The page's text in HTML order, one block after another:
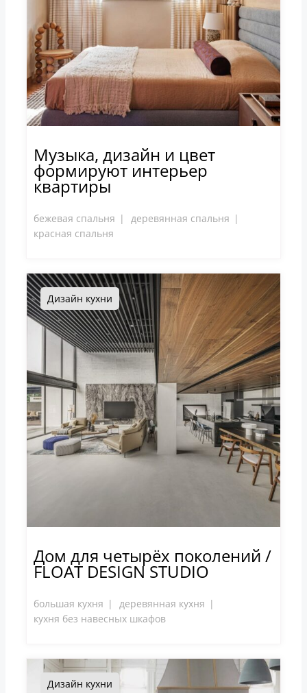
Музыка, дизайн и цвет
формируют интерьер
квартиры
бежевая спальня
деревянная спальня
красная спальня
Дизайн кухни
Дом для четырёх поколений /
FLOAT DESIGN STUDIO
большая кухня
деревянная кухня
кухня без навесных шкафов
Дизайн кухни